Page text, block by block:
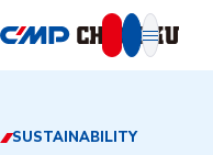
SUSTAINABILITY